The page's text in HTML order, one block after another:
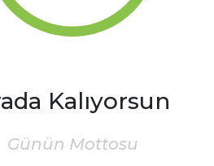
Kalıyorsun
Günün Mottosu